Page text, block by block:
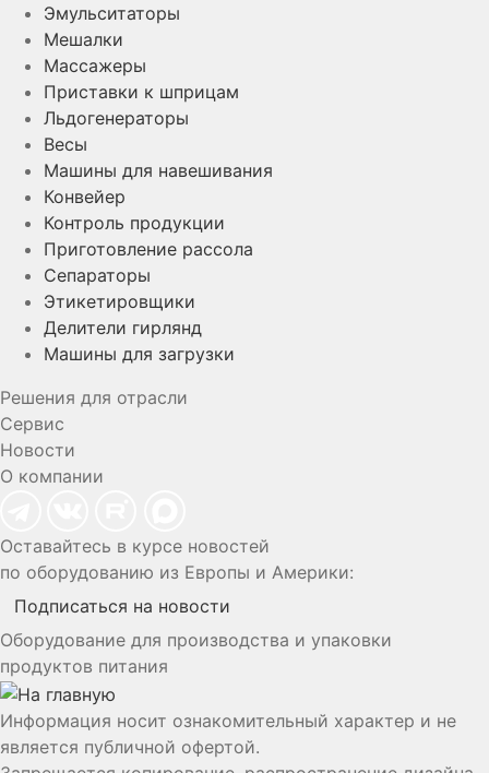
Эмульситаторы
Мешалки
Массажеры
Приставки к шприцам
Льдогенераторы
Весы
Машины для навешивания
Конвейер
Контроль продукции
Приготовление рассола
Сепараторы
Этикетировщики
Делители гирлянд
Машины для загрузки
Решения для отрасли
Сервис
Новости
О компании
Оставайтесь в курсе новостей
по оборудованию из Европы и Америки:
Подписаться на новости
Оборудование для производства и упаковки
продуктов питания
Информация носит ознакомительный характер и не
является публичной офертой.